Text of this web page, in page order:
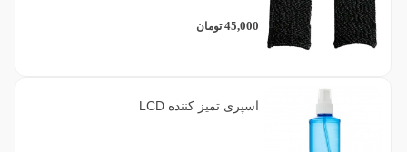
45,000 تومان
اسپری تمیز کننده LCD